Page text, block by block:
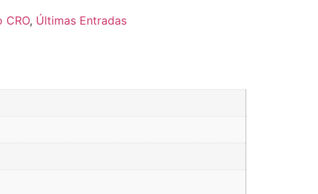
CRO, Últimas Entradas